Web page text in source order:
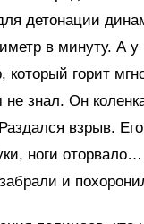
детонации
в минуту. А у
горит
не знал. Он
взрыв.
ноги
и